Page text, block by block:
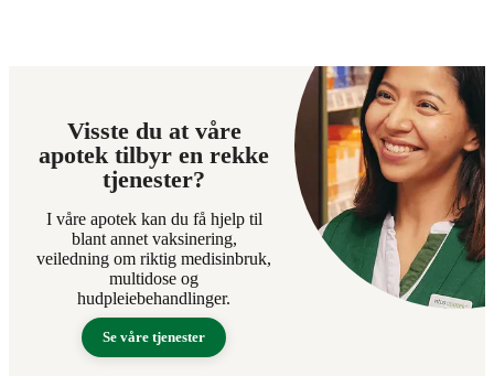
Visste du at våre
apotek tilbyr en rekke
tjenester?
I våre apotek kan du få hjelp til
blant annet vaksinering,
veiledning om riktig medisinbruk,
multidose og
hudpleiebehandlinger.
Se våre tjenester